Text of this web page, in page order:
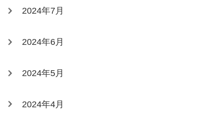
2024年7月
2024年6月
2024年5月
2024年4月